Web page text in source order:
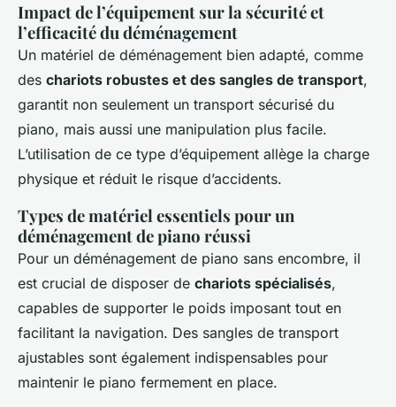
Impact de l’équipement sur la sécurité et
l’efficacité du déménagement
Un matériel de déménagement bien adapté, comme
des chariots robustes et des sangles de transport,
garantit non seulement un transport sécurisé du
piano, mais aussi une manipulation plus facile.
L’utilisation de ce type d’équipement allège la charge
physique et réduit le risque d’accidents.
Types de matériel essentiels pour un
déménagement de piano réussi
Pour un déménagement de piano sans encombre, il
est crucial de disposer de chariots spécialisés,
capables de supporter le poids imposant tout en
facilitant la navigation. Des sangles de transport
ajustables sont également indispensables pour
maintenir le piano fermement en place.